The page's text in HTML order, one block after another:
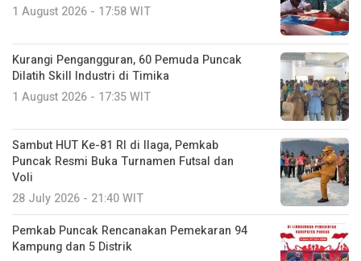
1 August 2026 - 17:58 WIT
Kurangi Pengangguran, 60 Pemuda Puncak
Dilatih Skill Industri di Timika
1 August 2026 - 17:35 WIT
Sambut HUT Ke-81 RI di Ilaga, Pemkab
Puncak Resmi Buka Turnamen Futsal dan
Voli
28 July 2026 - 21:40 WIT
Pemkab Puncak Rencanakan Pemekaran 94
Kampung dan 5 Distrik